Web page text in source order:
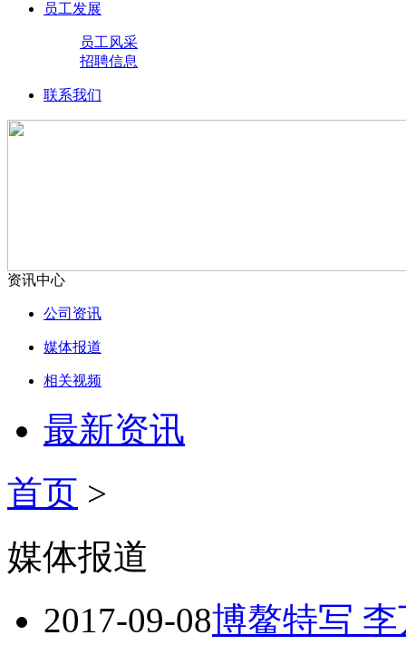
员工发展
员工风采
招聘信息
联系我们
资讯中心
公司资讯
媒体报道
相关视频
最新资讯
首页 >
媒体报道
2017-09-08博鳌特写